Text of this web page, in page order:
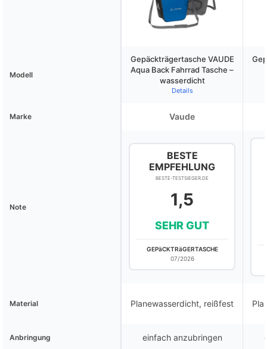
Modell
Gepäckträgertasche VAUDE
Aqua Back Fahrrad Tasche –
wasserdicht
Details
Marke Vaude
Note
BESTE
EMPFEHLUNG
BESTE-TESTSIEGER.DE
1,5
SEHR GUT
GEPäCKTRäGERTASCHE
07/2026
Material Planewasserdicht, reißfest
Anbringung einfach anzubringen